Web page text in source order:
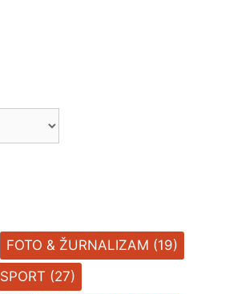
FOTO & ŽURNALIZAM (19)
SPORT (27)